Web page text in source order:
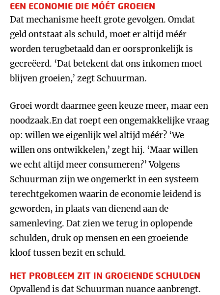
EEN ECONOMIE DIE MÓÉT GROEIEN
Dat mechanisme heeft grote gevolgen. Omdat
geld ontstaat als schuld, moet er altijd méér
worden terugbetaald dan er oorspronkelijk is
gecreëerd. ‘Dat betekent dat ons inkomen moet
blijven groeien,’ zegt Schuurman.
Groei wordt daarmee geen keuze meer, maar een
noodzaak.En dat roept een ongemakkelijke vraag
op: willen we eigenlijk wel altijd méér? ‘We
willen ons ontwikkelen,’ zegt hij. ‘Maar willen
we echt altijd meer consumeren?’ Volgens
Schuurman zijn we ongemerkt in een systeem
terechtgekomen waarin de economie leidend is
geworden, in plaats van dienend aan de
samenleving. Dat zien we terug in oplopende
schulden, druk op mensen en een groeiende
kloof tussen bezit en schuld.
HET PROBLEEM ZIT IN GROEIENDE SCHULDEN
Opvallend is dat Schuurman nuance aanbrengt.